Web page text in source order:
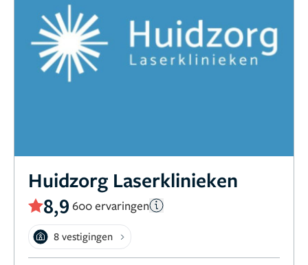
Huidzorg Laserklinieken
8,9 600 ervaringen
8 vestigingen